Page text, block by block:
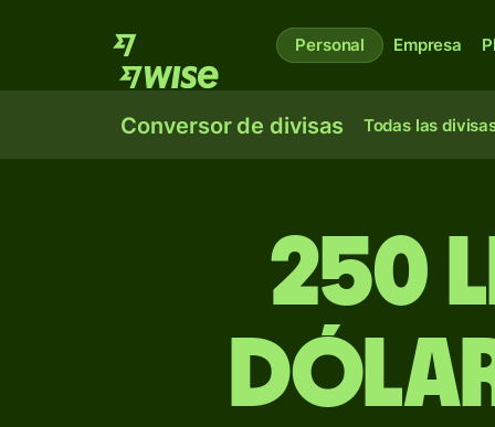
Personal Empresa
Conversor de divisas Todas las
250